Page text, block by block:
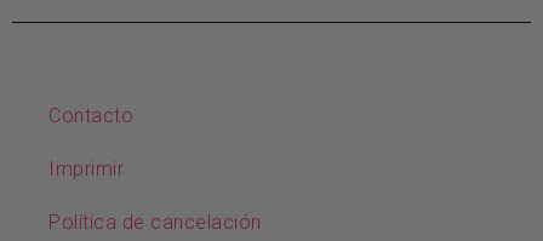
Contacto
Imprimir
Política de cancelación